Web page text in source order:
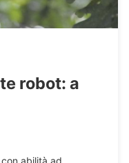
robot: a
abilità ad